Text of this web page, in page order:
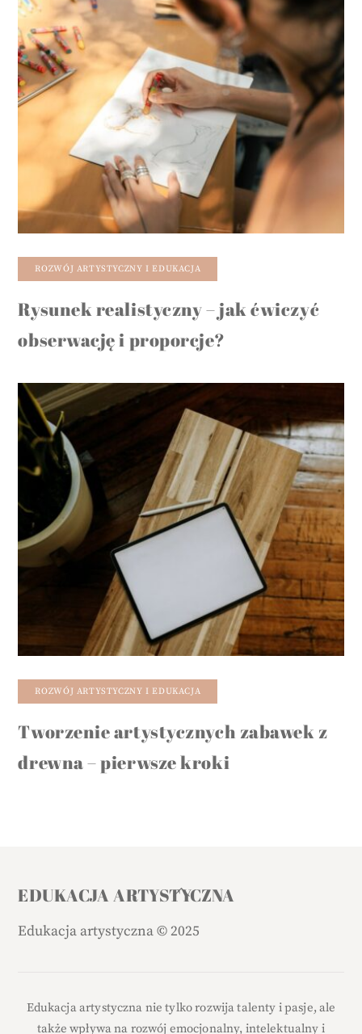
ROZWÓJ ARTYSTYCZNY I EDUKACJA
Rysunek realistyczny – jak ćwiczyć
obserwację i proporcje?
ROZWÓJ ARTYSTYCZNY I EDUKACJA
Tworzenie artystycznych zabawek z
drewna – pierwsze kroki
Back
Top
EDUKACJA ARTYSTYCZNA
Edukacja artystyczna© 2025
Edukacja artystyczna nie tylko rozwija talenty i pasje, ale
także wpływa na rozwój emocjonalny, intelektualny i